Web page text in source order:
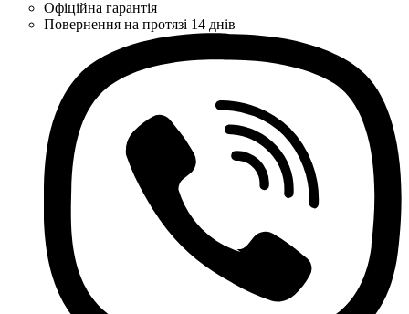
Офіційна гарантія
Повернення на протязі 14 днів